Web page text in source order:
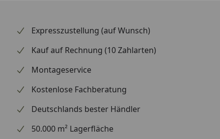
Expresszustellung (auf Wunsch)
Kauf auf Rechnung (10 Zahlarten)
Montageservice
Kostenlose Fachberatung
Deutschlands bester Händler
50.000 m² Lagerfläche